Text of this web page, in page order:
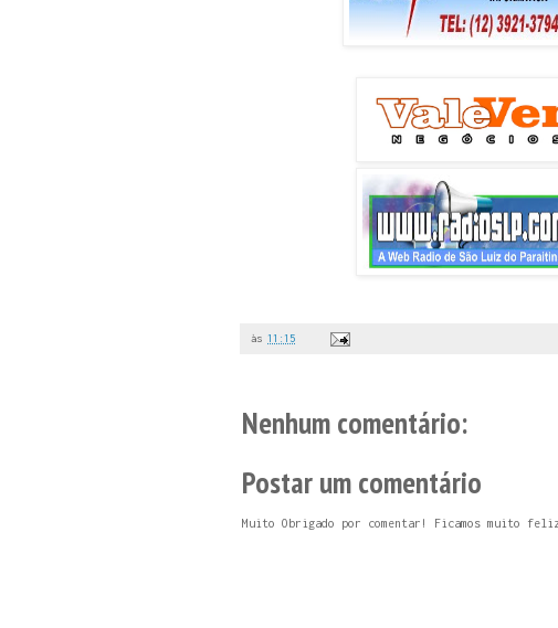
às 11:15
Nenhum comentário:
Postar um comentário
Muito Obrigado por comentar! Ficamos muito